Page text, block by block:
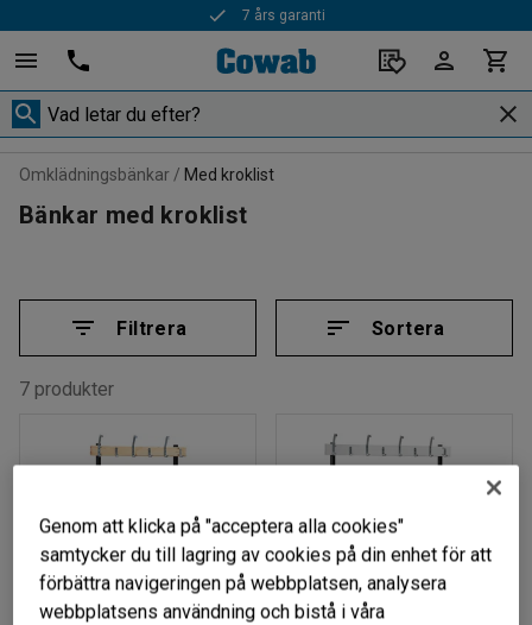
7 års garanti
Omklädningsbänkar Med kroklist
Bänkar med kroklist
Filtrera Sortera
7 produkter
Genom att klicka på "acceptera alla cookies"
samtycker du till lagring av cookies på din enhet för att
förbättra navigeringen på webbplatsen, analysera
webbplatsens användning och bistå i våra